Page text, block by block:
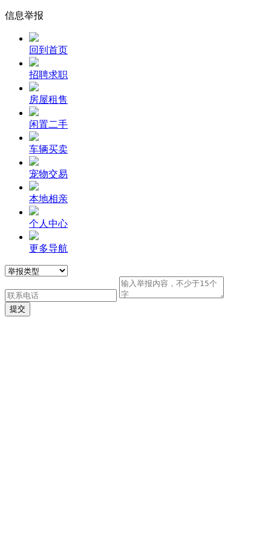
信息举报
回到首页
招聘求职
房屋租售
闲置二手
车辆买卖
宠物交易
本地相亲
个人中心
更多导航